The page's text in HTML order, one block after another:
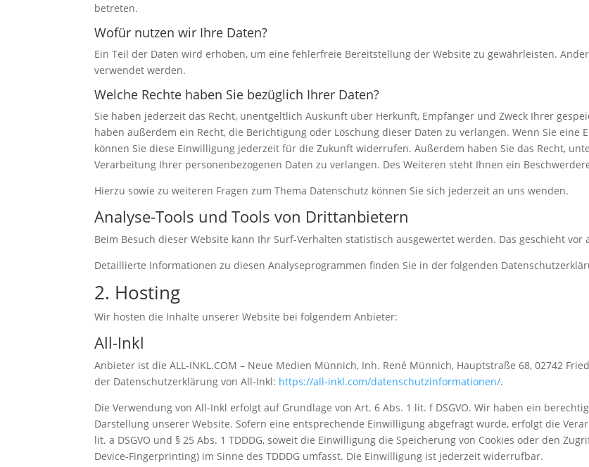
betreten.
Wofür nutzen wir Ihre Daten?
Ein Teil der Daten wird erhoben, um eine fehlerfreie Bereitstellung der Website zu gewährleisten.
verwendet werden.
Welche Rechte haben Sie bezüglich Ihrer Daten?
Sie haben jederzeit das Recht, unentgeltlich Auskunft über Herkunft, Empfänger und Zweck Ihrer
haben außerdem ein Recht, die Berichtigung oder Löschung dieser Daten zu verlangen. Wenn Sie
können Sie diese Einwilligung jederzeit für die Zukunft widerrufen. Außerdem haben Sie das Recht,
Verarbeitung Ihrer personenbezogenen Daten zu verlangen. Des Weiteren steht Ihnen ein
Hierzu sowie zu weiteren Fragen zum Thema Datenschutz können Sie sich jederzeit an uns wenden.
Analyse-Tools und Tools von Dritt­anbietern
Beim Besuch dieser Website kann Ihr Surf-Verhalten statistisch ausgewertet werden. Das geschieht
Detaillierte Informationen zu diesen Analyseprogrammen finden Sie in der folgenden
2. Hosting
Wir hosten die Inhalte unserer Website bei folgendem Anbieter:
All-Inkl
Anbieter ist die ALL-INKL.COM – Neue Medien Münnich, Inh. René Münnich, Hauptstraße 68, 02742
der Datenschutzerklärung von All-Inkl: https://all-inkl.com/datenschutzinformationen/.
Die Verwendung von All-Inkl erfolgt auf Grundlage von Art. 6 Abs. 1 lit. f DSGVO. Wir haben ein
Darstellung unserer Website. Sofern eine entsprechende Einwilligung abgefragt wurde, erfolgt die
lit. a DSGVO und § 25 Abs. 1 TDDDG, soweit die Einwilligung die Speicherung von Cookies oder den
Device-Fingerprinting) im Sinne des TDDDG umfasst. Die Einwilligung ist jederzeit widerrufbar.